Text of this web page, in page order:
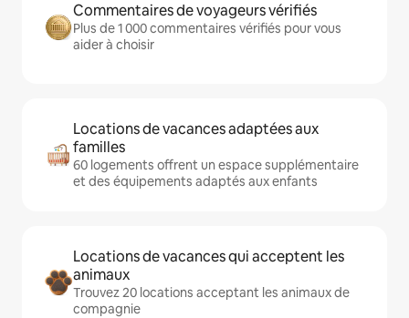
Commentaires de voyageurs vérifiés
Plus de 1 000 commentaires vérifiés pour vous
aider à choisir
Locations de vacances adaptées aux
familles
60 logements offrent un espace supplémentaire
et des équipements adaptés aux enfants
Locations de vacances qui acceptent les
animaux
Trouvez 20 locations acceptant les animaux de
compagnie